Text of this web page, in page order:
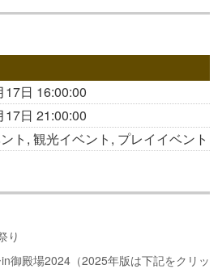
17日 16:00:00
17日 21:00:00
ト, 観光イベント, プレイイベント
り
御殿場2024（2025年版は下記をクリッ